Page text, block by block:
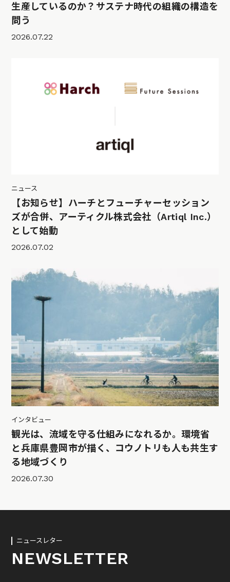
生産しているのか？サステナ時代の組織の構造を
問う
2026.07.22
ニュース
【お知らせ】ハーチとフューチャーセッション
ズが合併、アーティクル株式会社（Artiql Inc.）
として始動
2026.07.02
インタビュー
観光は、流域を守る仕組みになれるか。環境省
と兵庫県豊岡市が描く、コウノトリも人も共生す
る地域づくり
2026.07.30
ニュースレター
NEWSLETTER